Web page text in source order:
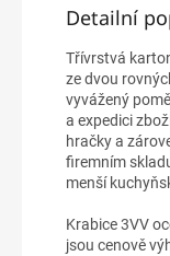
Detailní
Třívrstvá
ze dvou
vyvážený
a expedici
hračky a
firemním
menší
Krabice 3VV
jsou cenově